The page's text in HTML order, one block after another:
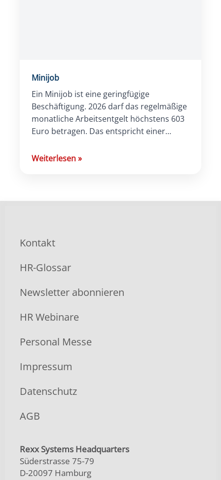
Minijob
Ein Minijob ist eine geringfügige
Beschäftigung. 2026 darf das regelmäßige
monatliche Arbeitsentgelt höchstens 603
Euro betragen. Das entspricht einer
Zahlung des gesetzlichen Mindestlohns
Weiterlesen»
Kontakt
HR-Glossar
Newsletter abonnieren
HR Webinare
Personal Messe
Impressum
Datenschutz
AGB
Rexx Systems Headquarters
Süderstrasse 75-79
D-20097 Hamburg